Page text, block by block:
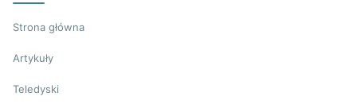
Strona główna
Artykuły
Teledyski